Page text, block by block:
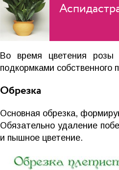
Во время цветения розы
подкормками собственного
Обрезка
Основная обрезка,
Обязательно удаление
и пышное цветение.